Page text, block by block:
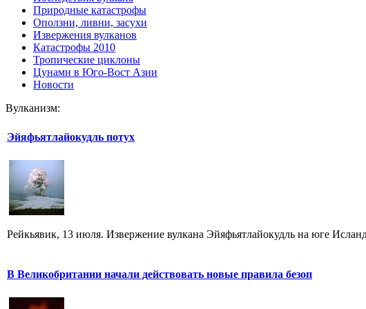
Природные катастрофы
Оползни, ливни, засухи
Извержения вулканов
Катастрофы 2010
Тропические циклоны
Цунами в Юго-Вост Азии
Новости
Вулканизм:
Эйяфьятлайокудль потух
Рейкьявик, 13 июля. Извержение вулкана Эйяфьятлайокудль на юге
В Великобритании начали действовать новые правила безоп